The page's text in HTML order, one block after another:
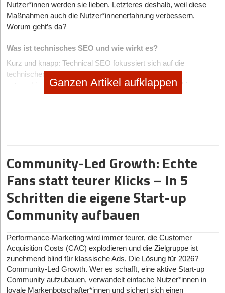
Nutzer*innen werden sie lieben. Letzteres deshalb, weil diese
Maßnahmen auch die Nutzer*innenerfahrung verbessern.
Worum geht’s da?
Was ist technisches SEO und wie wirkt es?
Kurz und knapp: Technical SEO fokussiert sich auf die
technischen Aspekte der Website. Dazu gehören
unterschiedliche Metadaten, die Inhalte für Suchmaschinen
erfassbar machen, oder die Komprimierung großer Bilddateien,
Technical SEO einerseits sowohl direkt erreicht, durch den
„Eindruck“, den eine Website bei Suchmaschinen macht;
positive Effekte auf die Benutzererfahrung (User Experience;
UX) aus, indem bei längerer Verweildauer mehr messbare
Interaktionen mit den Seiten stattfinden.
Technical SEO erfordert trotz immer intuitiver bedienbarer Tools
erhebliches Wissen über die Interpretation der vorausgehenden
Analysen und die Umsetzung der einzelnen daraus
resultierenden Maßnahmen.
Wenn du dir von einem Anbieter eine
Ganzen Artikel aufklappen
Community-Led Growth: Echte
Fans statt teurer Klicks – In 5
Schritten die eigene Start-up
Community aufbauen
Performance-Marketing wird immer teurer, die Customer
Acquisition Costs (CAC) explodieren und die Zielgruppe ist
zunehmend blind für klassische Ads. Die Lösung für 2026?
Community-Led Growth. Wer es schafft, eine aktive Start-up
Community aufzubauen, verwandelt einfache Nutzer*innen in
loyale Markenbotschafter*innen und sichert sich einen